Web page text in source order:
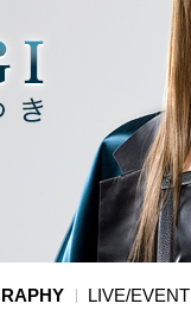
LIVE/EVENT